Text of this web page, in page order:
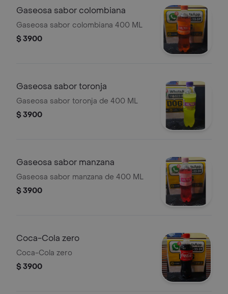
Gaseosa sabor colombiana
Gaseosa sabor colombiana 400 ML
$ 3900
Gaseosa sabor toronja
Gaseosa sabor toronja de 400 ML
$ 3900
Gaseosa sabor manzana
Gaseosa sabor manzana de 400 ML
$ 3900
Coca-Cola zero
Coca-Cola zero
$ 3900